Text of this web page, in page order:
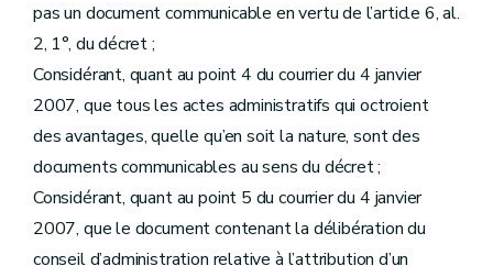
pas un document communicable en vertu de l’article 6, al.
2, 1°, du décret ;
Considérant, quant au point 4 du courrier du 4 janvier
2007, que tous les actes administratifs qui octroient
des avantages, quelle qu’en soit la nature, sont des
documents communicables au sens du décret ;
Considérant, quant au point 5 du courrier du 4 janvier
2007, que le document contenant la délibération du
conseil d’administration relative à l’attribution d’un